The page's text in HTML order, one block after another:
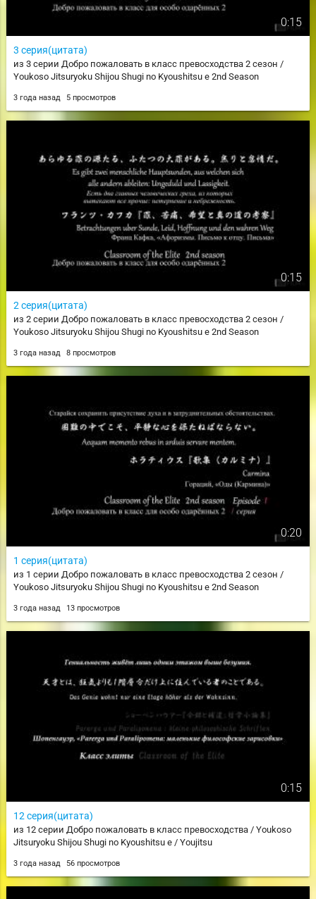
0:15
3 серия(цитата)
из 3 серии Добро пожаловать в класс превосходства 2 сезон /
Youkoso Jitsuryoku Shijou Shugi no Kyoushitsu e 2nd Season
3 года назад 5 просмотров
0:15
2 серия(цитата)
из 2 серии Добро пожаловать в класс превосходства 2 сезон /
Youkoso Jitsuryoku Shijou Shugi no Kyoushitsu e 2nd Season
3 года назад 8 просмотров
0:20
1 серия(цитата)
из 1 серии Добро пожаловать в класс превосходства 2 сезон /
Youkoso Jitsuryoku Shijou Shugi no Kyoushitsu e 2nd Season
3 года назад 13 просмотров
0:15
12 серия(цитата)
из 12 серии Добро пожаловать в класс превосходства / Youkoso
Jitsuryoku Shijou Shugi no Kyoushitsu e / Youjitsu
3 года назад 56 просмотров